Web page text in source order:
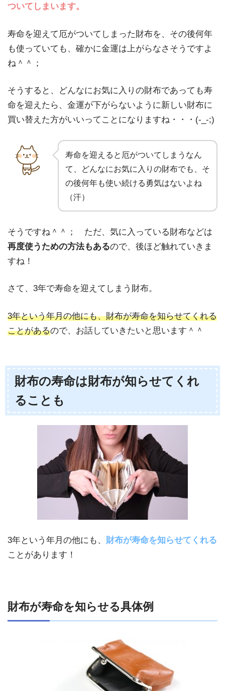
ついてしまいます。
寿命を迎えて厄がついてしまった財布を、その後何年
も使っていても、確かに金運は上がらなさそうですよ
ね＾＾；
そうすると、どんなにお気に入りの財布であっても寿
命を迎えたら、金運が下がらないように新しい財布に
買い替えた方がいいってことになりますね・・・(-_-;)
寿命を迎えると厄がついてしまうなん
て、どんなにお気に入りの財布でも、そ
の後何年も使い続ける勇気はないよね
（汗）
そうですね＾＾； ただ、気に入っている財布などは
再度使うための方法もあるので、後ほど触れていきま
すね！
さて、3年で寿命を迎えてしまう財布。
3年という年月の他にも、財布が寿命を知らせてくれる
ことがあるので、お話していきたいと思います＾＾
財布の寿命は財布が知らせてくれ
ることも
3年という年月の他にも、 財布が寿命を知らせてくれる
ことがあります！
財布が寿命を知らせる具体例